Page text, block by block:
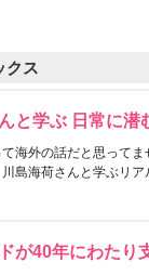
クス
と学ぶ 日常に潜
て海外の話だと思って
島海荷さんと学ぶリア
が40年にわたり